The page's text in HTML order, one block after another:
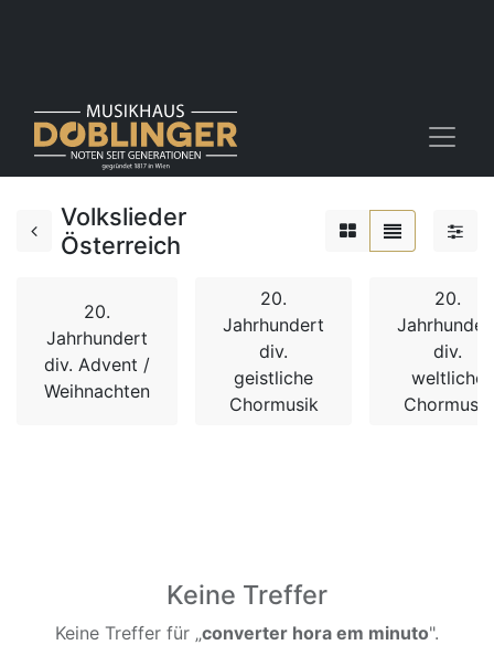
Volkslieder
Österreich
20.
Jahrhundert
div. Advent /
Weihnachten
20.
Jahrhundert
div.
geistliche
Chormusik
20.
div.
weltliche
Chormusik
Keine Treffer
Keine Treffer für „converter hora em minuto".